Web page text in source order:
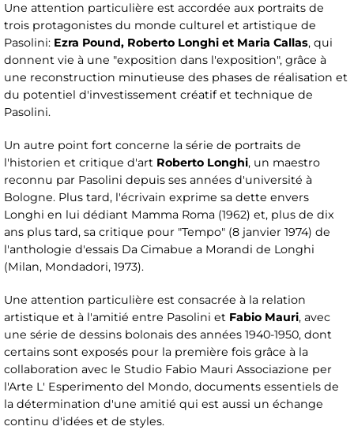
Une attention particulière est accordée aux portraits de
trois protagonistes du monde culturel et artistique de
Pasolini: Ezra Pound, Roberto Longhi et Maria Callas, qui
donnent vie à une "exposition dans l'exposition", grâce à
une reconstruction minutieuse des phases de réalisation et
du potentiel d'investissement créatif et technique de
Pasolini.
Un autre point fort concerne la série de portraits de
l'historien et critique d'art Roberto Longhi, un maestro
reconnu par Pasolini depuis ses années d'université à
Bologne. Plus tard, l'écrivain exprime sa dette envers
Longhi en lui dédiant Mamma Roma (1962) et, plus de dix
ans plus tard, sa critique pour "Tempo" (8 janvier 1974) de
l'anthologie d'essais Da Cimabue a Morandi de Longhi
(Milan, Mondadori, 1973).
Une attention particulière est consacrée à la relation
artistique et à l'amitié entre Pasolini et Fabio Mauri, avec
une série de dessins bolonais des années 1940-1950, dont
certains sont exposés pour la première fois grâce à la
collaboration avec le Studio Fabio Mauri Associazione per
l'Arte L' Esperimento del Mondo, documents essentiels de
la détermination d'une amitié qui est aussi un échange
continu d'idées et de styles.